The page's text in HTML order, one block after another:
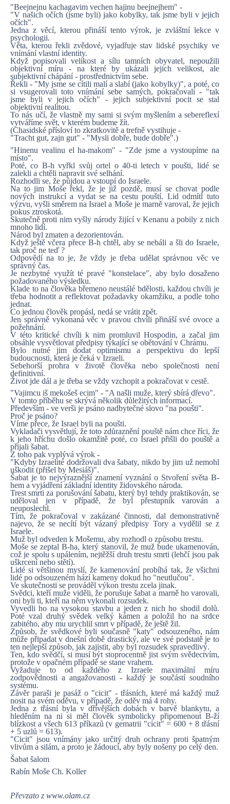
"Beejnejnu kachagavim vechen hajinu beejnejhem" -
"V našich očích (jsme byli) jako kobylky, tak jsme byli v jejich
očích".
Jedna z věcí, kterou přináší tento výrok, je zvláštní lekce v
psychologii.
Věta, kterou řekli zvědové, vyjadřuje stav lidské psychiky ve
vnímání vlastní identity.
Když popisovali velikost a sílu tamních obyvatel, nepoužili
objektivní míru - na které by ukázali jejich velikost, ale
subjektivní chápání - prostřednictvím sebe.
Řekli - "My jsme se cítili malí a slabí (jako kobylky)", a poté, co
si vsugerovali toto vnímání sebe samých, pokračovali - "tak
jsme byli v jejich očích" - jejich subjektivní pocit se stal
objektivní realitou.
To nás učí, že vlastně my sami si svým myšlením a sebereflexí
vytváříme svět, v kterém budeme žít.
(Chasidské přísloví to zkratkovitě a trefně vystihuje -
"Tracht gut, zajn gut" - "Mysli dobře, bude dobře".)
"Hinenu vealinu el ha-makom" - "Zde jsme a vystoupíme na
místo".
Poté, co B-h vyřkl svůj ortel o 40-ti letech v poušti, lidé se
zalekli a chtěli napravit své selhání.
Rozhodli se, že půjdou a vstoupí do Israele.
Na to jim Moše řekl, že je již pozdě, musí se chovat podle
nových instrukcí a vydat se na cestu pouští. Lid odmítl tuto
výzvu, vyšli směrem na Israel a Moše je marně varoval, že jejich
pokus ztroskotá.
Skutečně proti nim vyšly národy žijící v Kenanu a pobily z nich
mnoho lidí.
Národ byl zmaten a dezorientován.
Když ještě včera přece B-h chtěl, aby se nebáli a šli do Israele,
tak proč ne teď ?
Odpovědí na to je, že vždy je třeba udělat správnou věc ve
správný čas.
Je nezbytné využít té pravé "konstelace", aby bylo dosaženo
požadovaného výsledku.
Klade to na člověka břemeno neustálé bdělosti, každou chvíli je
třeba hodnotit a reflektovat požadavky okamžiku, a podle toho
jednat.
Co jednou člověk propásl, nedá se vrátit zpět.
Jen správně vykonaná věc v pravou chvíli přináší své ovoce a
požehnání.
V této kritické chvíli k nim promluvil Hospodin, a začal jim
obsáhle vysvětlovat předpisy týkající se obětování v Chrámu.
Bylo nutné jim dodat optimismu a perspektivu do lepší
budoucnosti, která je čeká v Izraeli.
Sebehorší prohra v životě člověka nebo společnosti není
definitivní.
Život jde dál a je třeba se vždy vzchopit a pokračovat v cestě.
"Vajimcu iš mekošeš ecim" - "A našli muže, který sbírá dřevo".
V tomto příběhu se skrývá několik důležitých informací.
Především - ve verši je psáno nadbytečné slovo "na poušti".
Proč je psáno?
Víme přece, že Israel byli na poušti.
Vykladači vysvětlují, že toto zdůraznění pouště nám chce říci, že
k jeho hříchu došlo okamžitě poté, co Israel přišli do pouště a
přijali šabat.
Z toho pak vyplývá výrok -
"Kdyby Izraelité dodržovali dva šabaty, nikdo by jim už nemohl
uškodit (přišel by Mesiáš)".
Šabat je to nejvýraznější znamení vyznání o Stvoření světa B-
hem a vyjádření základní identity židovského národa.
Trest smrti za porušování šabatu, který byl tehdy praktikován, se
uděloval jen v případě, že byl přestupník varován a
neuposlechl.
Tím, že pokračoval v zakázané činnosti, dal demonstrativně
najevo, že se necítí být vázaný předpisy Tory a vydělil se z
Israele.
Muž byl odveden k Mošemu, aby rozhodl o způsobu trestu.
Moše se zeptal B-ha, který stanovil, že muž bude ukamenován,
což je spolu s upálením, nejtěžší druh trestu smrti (lehčí jsou pak
uškrcení nebo stětí).
Lidé si většinou myslí, že kamenování probíhá tak, že všichni
lidé po odsouzeném hází kameny dokud ho "neutlučou".
Ve skutečnosti se prováděl výkon trestu zcela jinak.
Svědci, kteří muže viděli, že porušuje šabat a marně ho varovali,
oni byli ti, kteří na něm vykonali rozsudek.
Vyvedli ho na vysokou stavbu a jeden z nich ho shodil dolů.
Poté vzal druhý svědek velký kámen a položil ho na srdce
zabitého, aby mu urychlil smrt v případě, že ještě žil.
Způsob, že svědkové byli současně "katy" odsouzeného, nám
může připadat v dnešní době drastický, ale ve své podstatě je to
ten nejlepší způsob, jak zajistit, aby byl rozsudek spravedlivý.
Ten, kdo svědčí, si musí být stoprocentně jist svým svědectvím,
protože v opačném případě se stane vrahem.
Vyžaduje to od každého z Izraele maximální míru
zodpovědnosti a angažovanosti - každý je součástí soudního
systému.
Závěr paraši je pasáž o "cicit" - třásních, které má každý muž
nosit na svém oděvu, v případě, že oděv má 4 rohy.
Jedna z třásní byla v dřívějších dobách v barvě blankytu, a
hleděním na ni si měl člověk symbolicky připomenout B-ží
blízkost a všech 613 příkazů (v gematrii "cicit" = 600 + 8 třásní
+ 5 uzlů = 613).
"Cicit" jsou vnímány jako určitý druh ochrany proti špatným
vlivům a silám, a proto je žádoucí, aby byly nošeny po celý den.
Šabat šalom
Rabín Moše Ch. Koller
Převzato z www.olam.cz